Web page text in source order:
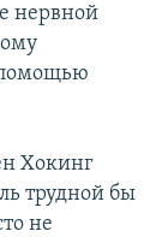
нервной
Хокинг
трудной бы
не